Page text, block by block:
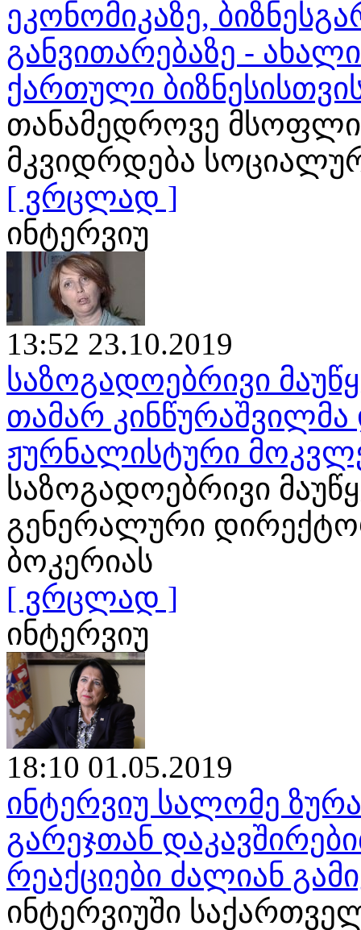
ეკონომიკაზე,
განვითარებაზე -
ქართული
თანამედროვე
მკვიდრდება
[ ვრცლად ]
ინტერვიუ
13:52 23.10.2019
საზოგადოებრივი
თამარ
ჟურნალისტური
საზოგადოებრივი
გენერალური
ბოკერიას
[ ვრცლად ]
ინტერვიუ
18:10 01.05.2019
ინტერვიუ სალომე
გარეჯთან
რეაქციები ძალიან
ინტერვიუში